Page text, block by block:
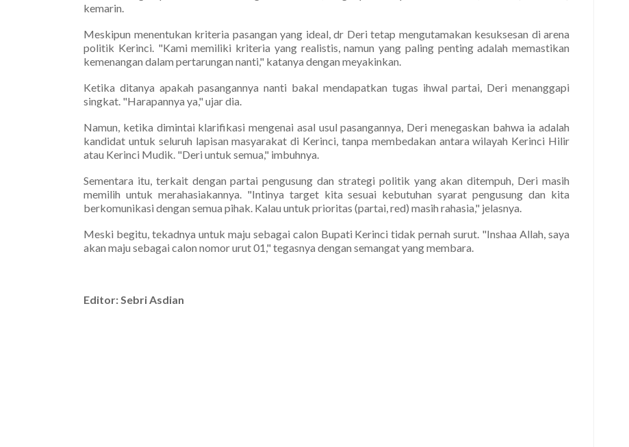
kemarin.
Meskipun menentukan kriteria pasangan yang ideal, dr Deri tetap mengutamakan kesuksesan di arena
politik Kerinci. "Kami memiliki kriteria yang realistis, namun yang paling penting adalah memastikan
kemenangan dalam pertarungan nanti," katanya dengan meyakinkan.
Ketika ditanya apakah pasangannya nanti bakal mendapatkan tugas ihwal partai, Deri menanggapi
singkat. "Harapannya ya," ujar dia.
Namun, ketika dimintai klarifikasi mengenai asal usul pasangannya, Deri menegaskan bahwa ia adalah
kandidat untuk seluruh lapisan masyarakat di Kerinci, tanpa membedakan antara wilayah Kerinci Hilir
atau Kerinci Mudik. "Deri untuk semua," imbuhnya.
Sementara itu, terkait dengan partai pengusung dan strategi politik yang akan ditempuh, Deri masih
memilih untuk merahasiakannya. "Intinya target kita sesuai kebutuhan syarat pengusung dan kita
berkomunikasi dengan semua pihak. Kalau untuk prioritas (partai, red) masih rahasia," jelasnya.
Meski begitu, tekadnya untuk maju sebagai calon Bupati Kerinci tidak pernah surut. "Inshaa Allah, saya
akan maju sebagai calon nomor urut 01," tegasnya dengan semangat yang membara.
Editor: Sebri Asdian